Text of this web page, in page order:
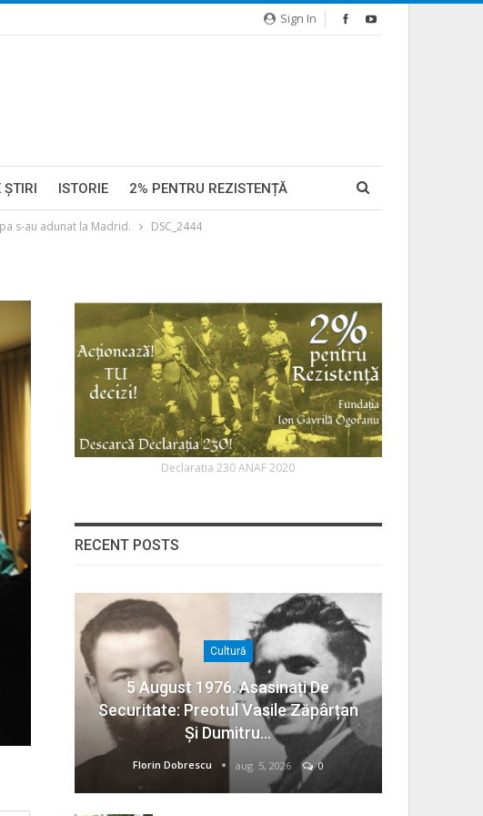
Sign In
ŞTIRI ISTORIE 2% PENTRU REZISTENȚĂ
s-au adunat la Madrid. DSC_2444
Declaratia 230 ANAF 2020
RECENT POSTS
Cultură
5 August 1976. Asasinați De
Securitate: Preotul Vasile Zăpârțan
Și Dumitru…
Florin Dobrescu aug. 5, 2026 0